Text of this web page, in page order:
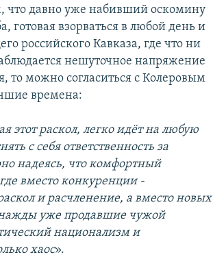
что давно уже набивший оскомину
готовая взорваться в любой день и
российского Кавказа, где что ни
нешуточное напряжение
то можно согласиться с Колеровым
времена:
этот раскол, легко идёт на любую
с себя ответственность за
надеясь, что комфортный
вместо конкуренции -
и расчленение, а вместо новых
уже продавшие чужой
национализм и
хаос».